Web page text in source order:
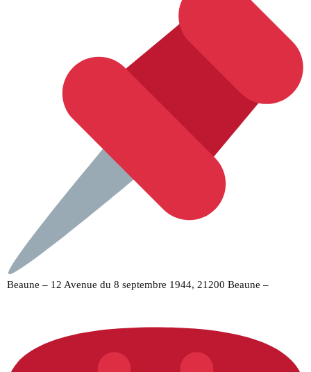
Beaune – 12 Avenue du 8 septembre 1944, 21200 Beaune –